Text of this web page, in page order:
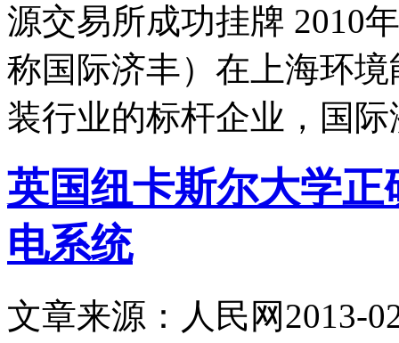
源交易所成功挂牌 2010
称国际济丰）在上海环
装行业的标杆企业，国际
英国纽卡斯尔大学
电系统
文章来源：人民网2013-